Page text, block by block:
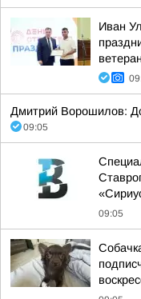
Иван
Дмитрий Ворошилов:
09:05
09:05